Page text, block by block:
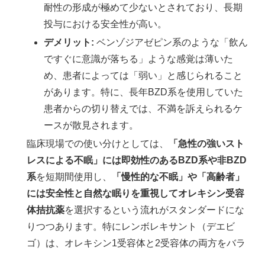
耐性の形成が極めて少ないとされており、長期
投与における安全性が高い。
デメリット: ベンゾジアゼピン系のような「飲ん
ですぐに意識が落ちる」ような感覚は薄いた
め、患者によっては「弱い」と感じられること
があります。特に、長年BZD系を使用していた
患者からの切り替えでは、不満を訴えられるケ
ースが散見されます。
臨床現場での使い分けとしては、
「急性の強いスト
レスによる不眠」には即効性のあるBZD系や非BZD
系を短期間使用し、
「慢性的な不眠」や「高齢者」
には安全性と自然な眠りを重視してオレキシン受容
体拮抗薬を選択するという流れがスタンダードにな
りつつあります。特にレンボレキサント（デエビ
ゴ）は、オレキシン1受容体と2受容体の両方をバラ